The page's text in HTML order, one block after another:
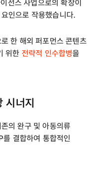
선스 사업으로의 확장이
인으로 작용했습니다.
한 해외 퍼포먼스 콘텐츠
위한 전략적 인수합병을
시너지
의 완구 및 아동의류
결합하여 통합적인